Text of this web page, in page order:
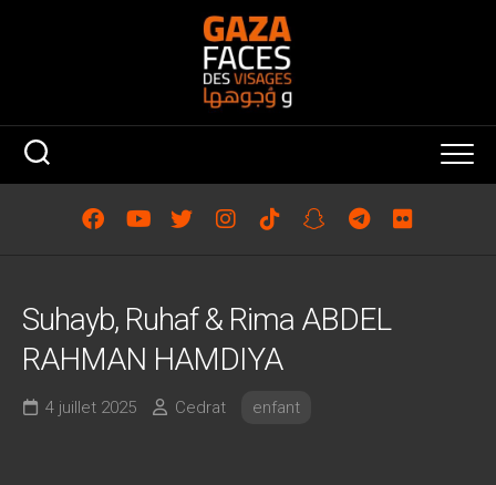
Suhayb, Ruhaf & Rima ABDEL
RAHMAN HAMDIYA
4 juillet 2025 Cedrat enfant